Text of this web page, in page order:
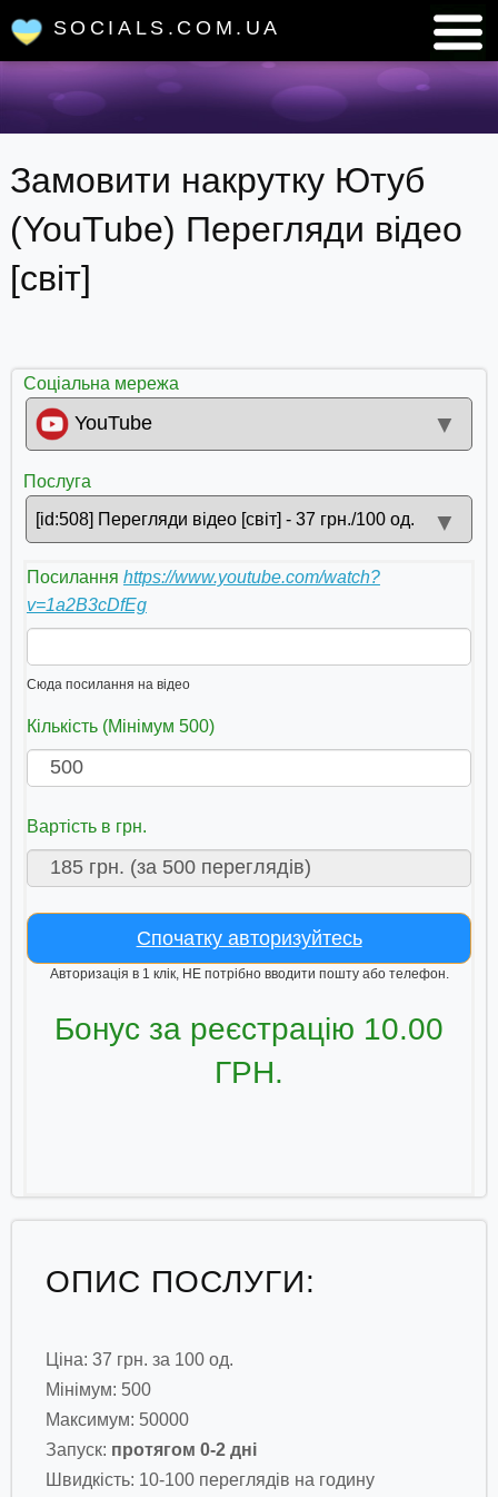
SOCIALS.COM.UA
Замовити накрутку Ютуб
(YouTube) Перегляди відео
[світ]
Соціальна мережа
YouTube ▼
Послуга
[id:508] Перегляди відео [світ] - 37 грн./100 од.
▼
Посилання https://www.youtube.com/watch?
v=1a2B3cDfEg
Сюда посилання на відео
Кількість (Мінімум 500)
Вартість в грн.
Спочатку авторизуйтесь
Авторизація в 1 клік, НЕ потрібно вводити пошту або телефон.
Бонус за реєстрацію 10.00
ГРН.
ОПИС ПОСЛУГИ:
Ціна: 37 грн. за 100 од.
Мінімум: 500
Максимум: 50000
Запуск: протягом 0-2 дні
Швидкість: 10-100 переглядів на годину